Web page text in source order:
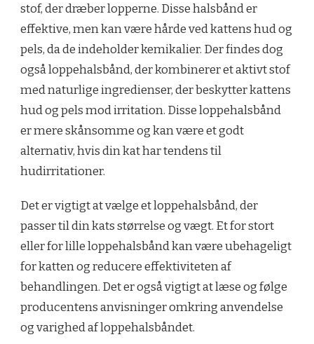
stof, der dræber lopperne. Disse halsbånd er
effektive, men kan være hårde ved kattens hud og
pels, da de indeholder kemikalier. Der findes dog
også loppehalsbånd, der kombinerer et aktivt stof
med naturlige ingredienser, der beskytter kattens
hud og pels mod irritation. Disse loppehalsbånd
er mere skånsomme og kan være et godt
alternativ, hvis din kat har tendens til
hudirritationer.
Det er vigtigt at vælge et loppehalsbånd, der
passer til din kats størrelse og vægt. Et for stort
eller for lille loppehalsbånd kan være ubehageligt
for katten og reducere effektiviteten af ​​
behandlingen. Det er også vigtigt at læse og følge
producentens anvisninger omkring anvendelse
og varighed af loppehalsbåndet.